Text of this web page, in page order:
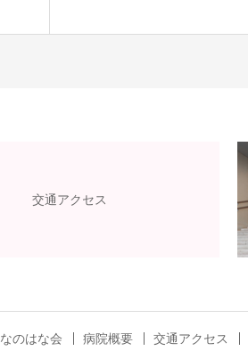
交通アクセス
なのはな会 病院概要 交通アクセス